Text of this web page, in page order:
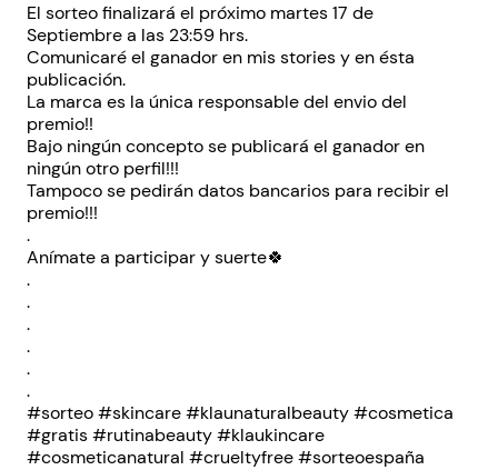
El sorteo finalizará el próximo martes 17 de
Septiembre a las 23:59 hrs.
Comunicaré el ganador en mis stories y en ésta
publicación.
La marca es la única responsable del envio del
premio!!
Bajo ningún concepto se publicará el ganador en
ningún otro perfil!!!
Tampoco se pedirán datos bancarios para recibir el
premio!!!
.
Anímate a participar y suerte🍀
.
.
.
.
.
.
#sorteo #skincare #klaunaturalbeauty #cosmetica
#gratis #rutinabeauty #klaukincare
#cosmeticanatural #crueltyfree #sorteoespaña